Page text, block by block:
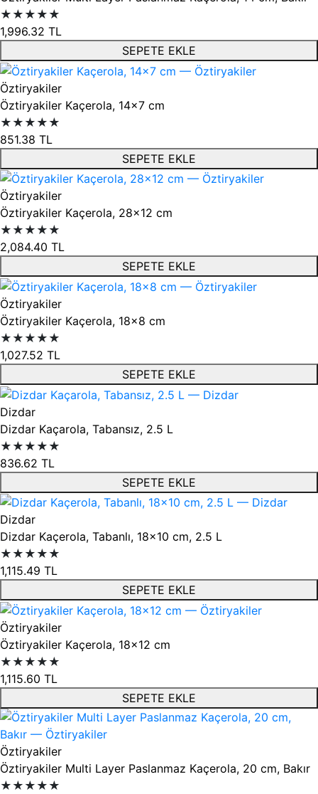
★★★★★
1,996.32 TL
SEPETE EKLE
Öztiryakiler
Öztiryakiler Kaçerola, 14x7 cm
★★★★★
851.38 TL
SEPETE EKLE
Öztiryakiler
Öztiryakiler Kaçerola, 28x12 cm
★★★★★
2,084.40 TL
SEPETE EKLE
Öztiryakiler
Öztiryakiler Kaçerola, 18x8 cm
★★★★★
1,027.52 TL
SEPETE EKLE
Dizdar
Dizdar Kaçarola, Tabansız, 2.5 L
★★★★★
836.62 TL
SEPETE EKLE
Dizdar
Dizdar Kaçerola, Tabanlı, 18x10 cm, 2.5 L
★★★★★
1,115.49 TL
SEPETE EKLE
Öztiryakiler
Öztiryakiler Kaçerola, 18x12 cm
★★★★★
1,115.60 TL
SEPETE EKLE
Öztiryakiler
Öztiryakiler Multi Layer Paslanmaz Kaçerola, 20 cm, Bakır
★★★★★